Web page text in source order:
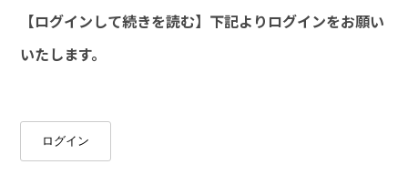
【ログインして続きを読む】下記よりログインをお願い
いたします。
ログイン